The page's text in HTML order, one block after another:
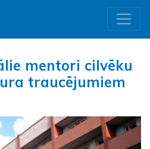
mentori cilvēku
traucējumiem